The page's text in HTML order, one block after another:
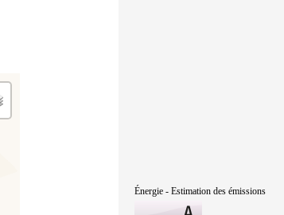
Énergie - Estimation des émissions